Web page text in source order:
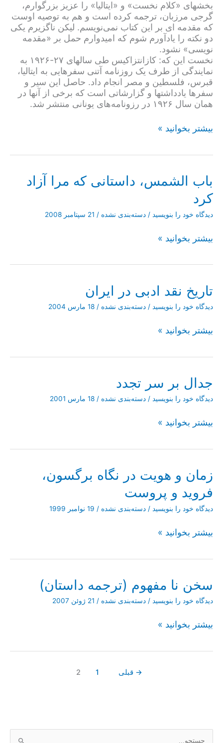
بخشهای «کلام نخست» و «ایتالیا» را عزیز بزرگوارم،
گرجی مرزبان، ترجمه کرده است و هم به توصیه اوست
که مقدمه ای بر این کتاب نمی‌نویسم. لیکن ناگزیرم یکی
دو نکته را یادآورم شوم که امیدوارم حمل بر «مقدمه
نویسی» نشود.
نخست این که: کازانتزاکیس طی سالهای ۲۷-۱۹۲۶ به
نمایندگی از طرف یک روزنامه آتنی سفرهایی به ایتالیا،
قبرس، فلسطین و مصر انجام داد. حاصل این سیر و
سفرها یادداشتها و گزارشاتی است که برخی از آنها در
همان سال ۱۹۲۶ در رزونامه‌های یونانی منتشر شد.
سیر
بیشتر بخوانید »
باب الشمس، داستانی که مرا آزاد
کرد
دیدگاه‌ خود را بنویسید / دسته‌بندی نشده / 21 سپتامبر 2008
باب
آزاد
کرد
بیشتر بخوانید »
تاریخ نقد ادبی در ایران
دیدگاه‌ خود را بنویسید / دسته‌بندی نشده / 18 مارس 2004
تاریخ
بیشتر بخوانید »
جدال بر سر تجدد
دیدگاه‌ خود را بنویسید / دسته‌بندی نشده / 18 مارس 2001
جدال
بیشتر بخوانید »
زمان و هویت در نگاه برگسون،
فروید و پروست
دیدگاه‌ خود را بنویسید / دسته‌بندی نشده / 19 نوامبر 1999
زمان
برگسون،
فروید
بیشتر بخوانید »
سخن نا مفهوم (ترجمه داستان)
دیدگاه‌ خود را بنویسید / دسته‌بندی نشده / 21 ژوئن 2007
سخن
بیشتر بخوانید »
→ قبلی 1
2